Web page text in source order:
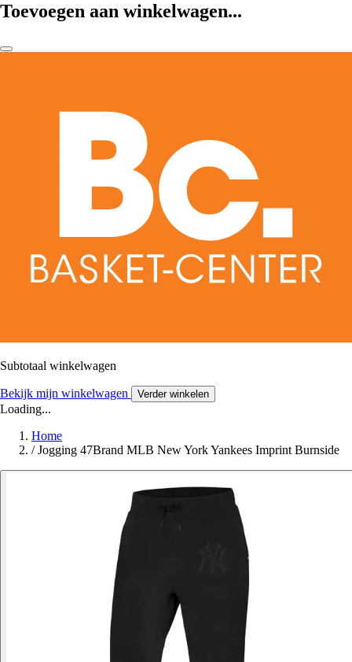
Toevoegen aan winkelwagen...
Subtotaal winkelwagen
Bekijk mijn winkelwagen Verder winkelen
Loading...
Home
/ Jogging 47Brand MLB New York Yankees Imprint Burnside